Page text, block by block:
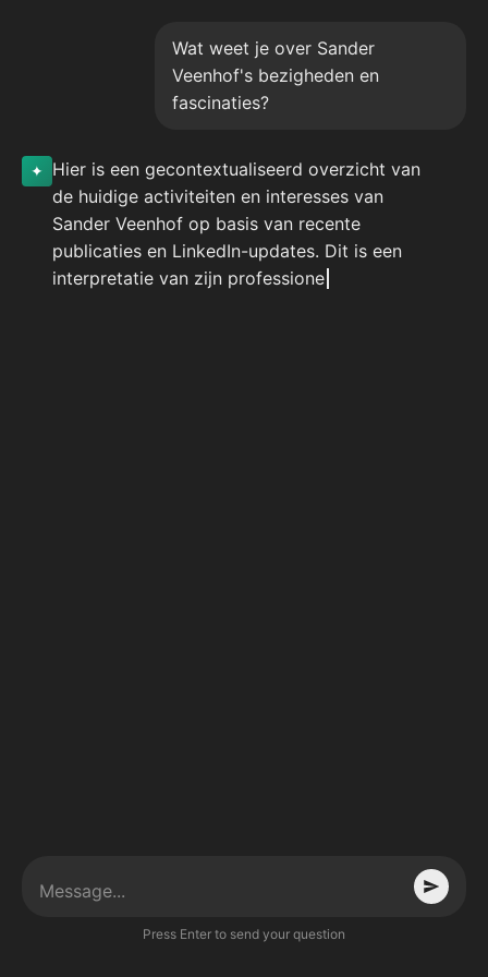
Wat weet je over Sander
Veenhof's bezigheden en
fascinaties?
Hier is een gecontextualiseerd overzicht van
de huidige activiteiten en interesses van
Sander Veenhof op basis van recente
publicaties en LinkedIn-updates. Dit is een
interpretatie van zijn professionele f
Press Enter to send your question